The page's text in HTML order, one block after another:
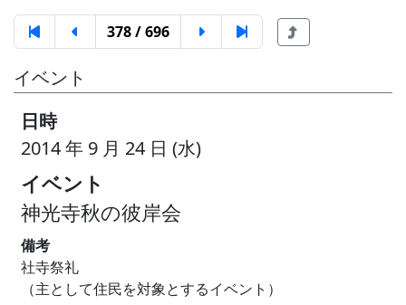
378 / 696
イベント
日時
2014 年 9 月 24 日 (水)
イベント
神光寺秋の彼岸会
備考
社寺祭礼
（主として住民を対象とするイベント）